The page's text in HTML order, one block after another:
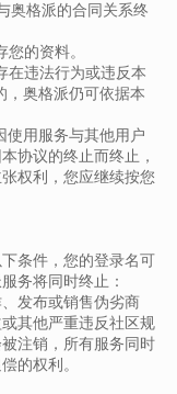
奥格派的合同关系终
的资料。
在违法行为或违反本
奥格派仍可依据本
用服务与其他用户
协议的终止而终止，
权利，您应继续按您
条件，您的登录名可
务将同时终止：
发布或销售伪劣商
其他严重违反社区规
注销，所有服务同时
的权利。